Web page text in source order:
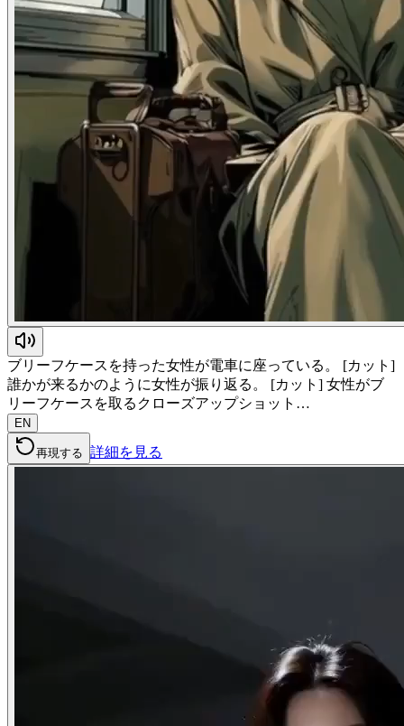
ブリーフケースを持った女性が電車に座っている。 [カット]
誰かが来るかのように女性が振り返る。 [カット] 女性がブ
リーフケースを取るクローズアップショット…
EN
再現する 詳細を見る